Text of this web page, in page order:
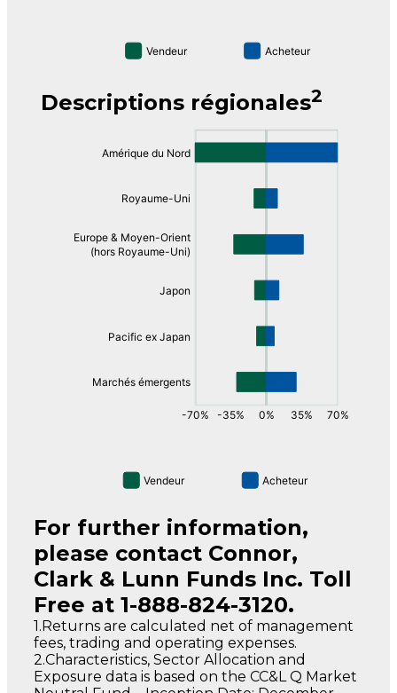
Descriptions régionales2
For further information,
please contact Connor,
Clark & Lunn Funds Inc. Toll
Free at 1-888-824-3120.
1.Returns are calculated net of management
fees, trading and operating expenses.
2.Characteristics, Sector Allocation and
Exposure data is based on the CC&L Q Market